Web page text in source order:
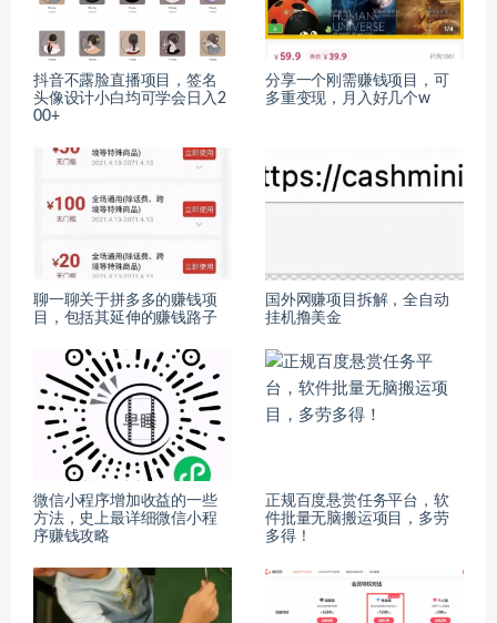
抖音不露脸直播项目，签名
头像设计小白均可学会日入2
00+
分享一个刚需赚钱项目，可
多重变现，月入好几个w
聊一聊关于拼多多的赚钱项
目，包括其延伸的赚钱路子
国外网赚项目拆解，全自动
挂机撸美金
微信小程序增加收益的一些
方法，史上最详细微信小程
序赚钱攻略
正规百度悬赏任务平台，软
件批量无脑搬运项目，多劳
多得！